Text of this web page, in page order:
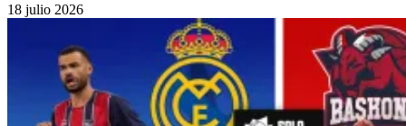
18 julio 2026